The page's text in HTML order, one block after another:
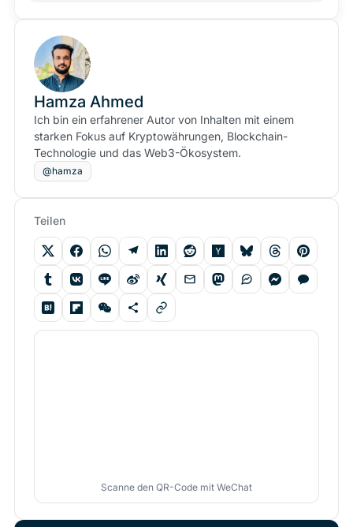
Hamza Ahmed
Ich bin ein erfahrener Autor von Inhalten mit einem
starken Fokus auf Kryptowährungen, Blockchain-
Technologie und das Web3-Ökosystem.
@hamza
Teilen
Scanne den QR-Code mit WeChat